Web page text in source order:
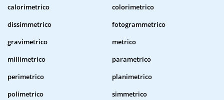
calorimetrico
colorimetrico
dissimmetrico
fotogrammetrico
gravimetrico
metrico
millimetrico
parametrico
perimetrico
planimetrico
polimetrico
simmetrico